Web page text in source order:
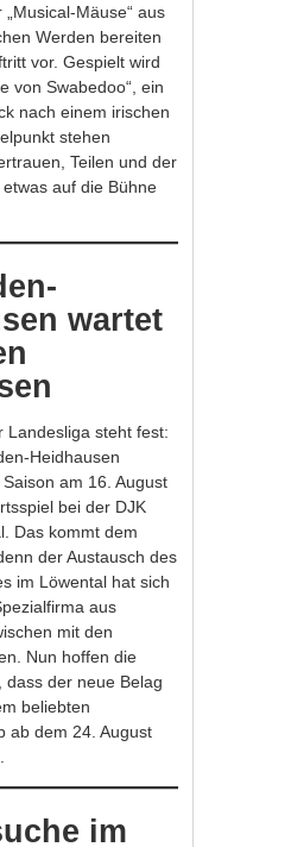
Mäuse“ aus
Werden bereiten
vor. Gespielt wird
von Swabedoo“, ein
nach einem irischen
stehen
Teilen und der
auf die Bühne
wartet
Landesliga steht fest:
Heidhausen
am 16. August
bei der DJK
Das kommt dem
der Austausch des
im Löwental hat sich
aus
mit den
Nun hoffen die
dass der neue Belag
beliebten
ab dem 24. August
im